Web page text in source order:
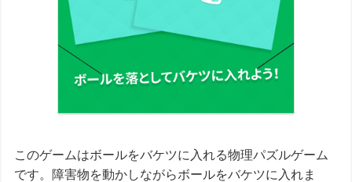
このゲームはボールをバケツに入れる物理パズルゲーム
です。障害物を動かしながらボールをバケツに入れま